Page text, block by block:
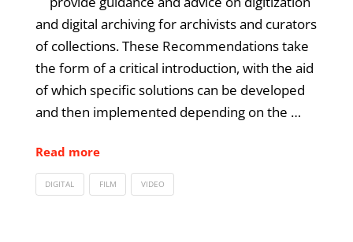
and digital archiving for archivists and curators
of collections. These Recommendations take
the form of a critical introduction, with the aid
of which specific solutions can be developed
and then implemented depending on the …
Read more
DIGITAL FILM VIDEO